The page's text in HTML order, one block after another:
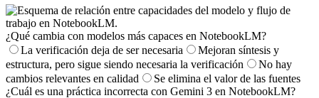
¿Qué cambia con modelos más capaces en NotebookLM?
La verificación deja de ser necesaria
Mejoran síntesis y
estructura, pero sigue siendo necesaria la verificación
No hay
cambios relevantes en calidad
Se elimina el valor de las fuentes
¿Cuál es una práctica incorrecta con Gemini 3 en NotebookLM?